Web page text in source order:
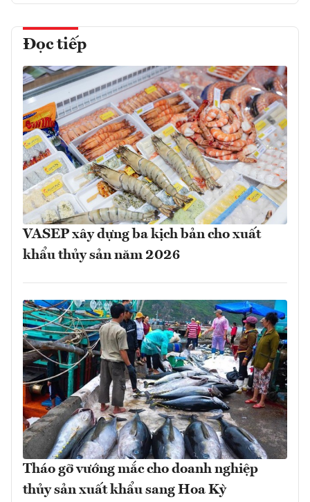
Đọc tiếp
VASEP xây dựng ba kịch bản cho xuất
khẩu thủy sản năm 2026
Tháo gỡ vướng mắc cho doanh nghiệp
thủy sản xuất khẩu sang Hoa Kỳ